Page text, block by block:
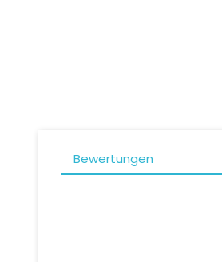
Bewertungen